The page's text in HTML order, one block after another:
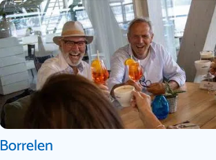
Borrelen